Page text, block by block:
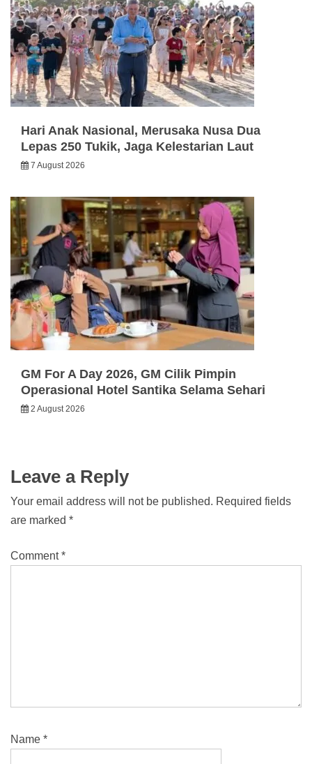
Hari Anak Nasional, Merusaka Nusa Dua
Lepas 250 Tukik, Jaga Kelestarian Laut
7 August 2026
GM For A Day 2026, GM Cilik Pimpin
Operasional Hotel Santika Selama Sehari
2 August 2026
Leave a Reply
Your email address will not be published. Required fields
are marked *
Comment*
Name *